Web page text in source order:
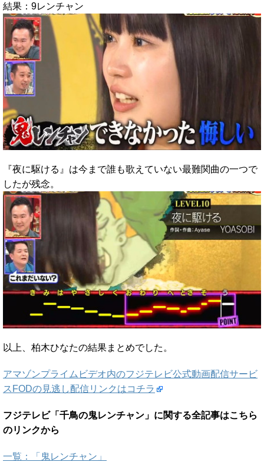
結果：9レンチャン
『夜に駆ける』は今まで誰も歌えていない最難関曲の一つで
したが残念。
以上、柏木ひなたの結果まとめでした。
アマゾンプライムビデオ内のフジテレビ公式動画配信サービ
スFODの見逃し配信リンクはコチラ
フジテレビ「千鳥の鬼レンチャン」に関する全記事はこちら
のリンクから
一覧：「鬼レンチャン」